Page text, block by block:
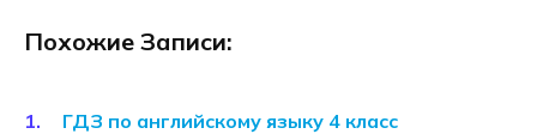
Похожие Записи:
ГДЗ по английскому языку 4 класс